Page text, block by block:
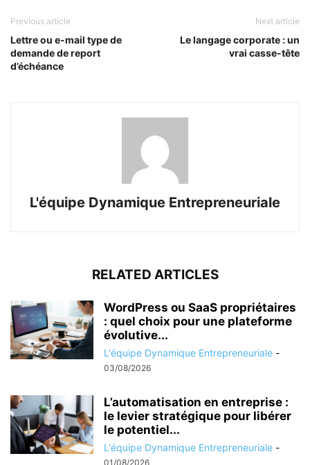
Previous article
Lettre ou e-mail type de
demande de report
d’échéance
Next article
Le langage corporate : un
vrai casse-tête
L'équipe Dynamique Entrepreneuriale
RELATED ARTICLES
WordPress ou SaaS propriétaires
: quel choix pour une plateforme
évolutive...
L'équipe Dynamique Entrepreneuriale -
03/08/2026
L’automatisation en entreprise :
le levier stratégique pour libérer
le potentiel...
L'équipe Dynamique Entrepreneuriale -
01/08/2026